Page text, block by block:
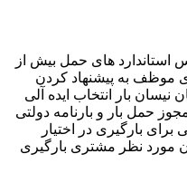
استاندارد های حمل بیش از
موظف به پیشنهاد کردن
بار انتخاب ایده آلی
حمل بار و بارنامه دولتی
بارگیری در اختیار
مورد نظر مشتری بارگیری